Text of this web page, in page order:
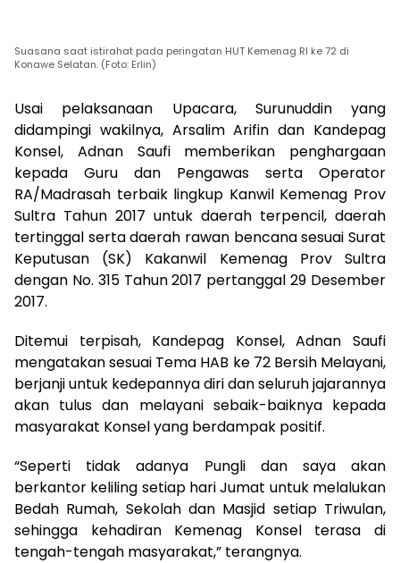
Suasana saat istirahat pada peringatan HUT Kemenag RI ke 72 di
Konawe Selatan. (Foto: Erlin)
Usai pelaksanaan Upacara, Surunuddin yang
didampingi wakilnya, Arsalim Arifin dan Kandepag
Konsel, Adnan Saufi memberikan penghargaan
kepada Guru dan Pengawas serta Operator
RA/Madrasah terbaik lingkup Kanwil Kemenag Prov
Sultra Tahun 2017 untuk daerah terpencil, daerah
tertinggal serta daerah rawan bencana sesuai Surat
Keputusan (SK) Kakanwil Kemenag Prov Sultra
dengan No. 315 Tahun 2017 pertanggal 29 Desember
2017.
Ditemui terpisah, Kandepag Konsel, Adnan Saufi
mengatakan sesuai Tema HAB ke 72 Bersih Melayani,
berjanji untuk kedepannya diri dan seluruh jajarannya
akan tulus dan melayani sebaik-baiknya kepada
masyarakat Konsel yang berdampak positif.
“Seperti tidak adanya Pungli dan saya akan
berkantor keliling setiap hari Jumat untuk melalukan
Bedah Rumah, Sekolah dan Masjid setiap Triwulan,
sehingga kehadiran Kemenag Konsel terasa di
tengah-tengah masyarakat,” terangnya.